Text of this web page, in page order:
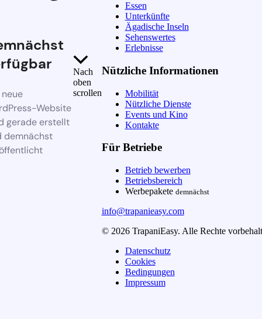
Website
gerade erstellt
demnächst
Nach
oben
scrollen
Essen
Unterkünfte
Ägadische Inseln
Sehenswertes
Erlebnisse
Nützliche Informationen
Mobilität
Nützliche Dienste
Events und Kino
Kontakte
Für Betriebe
Betrieb bewerben
Betriebsbereich
Werbepakete demnächst
info@trapanieasy.com
© 2026 TrapaniEasy. Alle Rechte
Datenschutz
Cookies
Bedingungen
Impressum